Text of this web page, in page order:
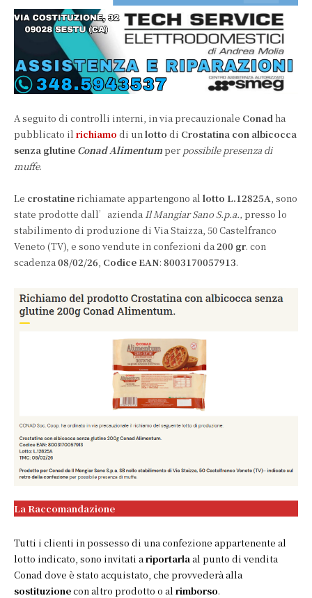
A seguito di controlli interni, in via precauzionale Conad ha
pubblicato il richiamo di unlotto di Crostatina con albicocca
senza glutine Conad Alimentumper possibile presenza di
muffe.
Le crostatinerichiamate appartengono al lotto L.12825A, sono
state prodotte dall’azienda Il Mangiar Sano S.p.a., presso lo
stabilimento di produzione di Via Staizza, 50 Castelfranco
Veneto (TV), e sono vendute in confezioni da200 gr. con
scadenza08/02/26, Codice EAN: 8003170057913.
La Raccomandazione
Tutti i clienti in possesso di una confezione appartenente al
lotto indicato, sono invitati ariportarlaal punto di vendita
Conad dove è stato acquistato, che provvederà alla
sostituzionecon altro prodotto o al rimborso.